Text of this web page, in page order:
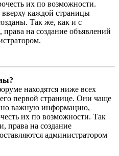
их по возможности.
каждой страницы
Так же, как и с
на создание объявлений
находятся ниже всех
первой странице. Они чаще
важную информацию,
их по возможности. Так
права на создание
администратором